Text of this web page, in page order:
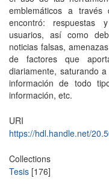
emblemáticos a
encontró: respuestas
usuarios, así como
noticias falsas,
de factores que
diariamente, saturando
información de todo
información, etc.
URI
https://hdl.handle.net/
Collections
Tesis [176]